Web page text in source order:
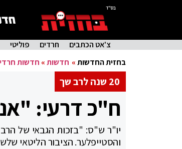
בס"ד
צ'אט הכתבים חרדים פוליטי
בחזית החדשות» חדשות» חדשות
20 שנה לרב שך
ח"כ דרעי:
יו"ר ש"ס: "בזכות הגבאי של
והסטייפלער. הציבור הליטאי